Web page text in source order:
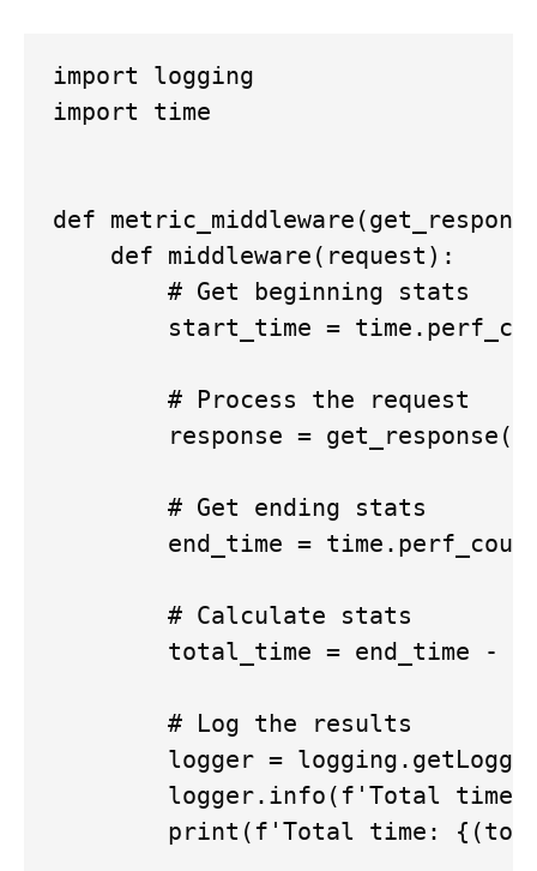
import logging
import time
def
    def middleware(request):
        # Get beginning stats
start_time =
        # Process the request
response =
        # Get ending stats
end_time =
        # Calculate stats
total_time = end_time -
        # Log the results
logger =
logger.info(f'Total
print(f'Total time: